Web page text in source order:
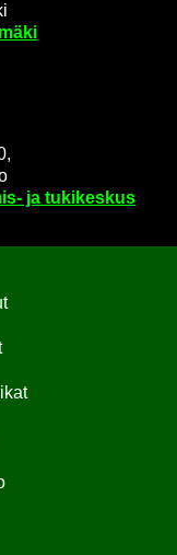
ja tu­ki­kes­kus